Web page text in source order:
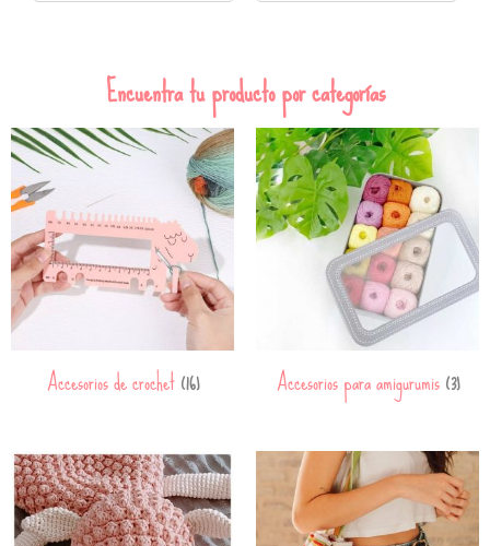
Encuentra tu producto por categorías
Accesorios de crochet(16) Accesorios para amigurumis(3)